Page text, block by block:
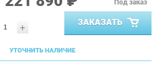
ЗАКАЗАТЬ
УТОЧНИТЬ НАЛИЧИЕ
ПРИГЛАСИТЬ ЗАМЕРЩИКА